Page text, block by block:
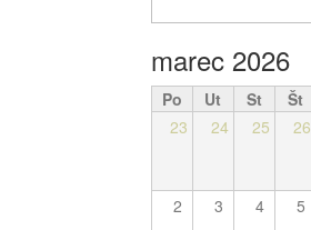
marec 2026
Po Ut St Št
23
24 25 26
2 3 4 5